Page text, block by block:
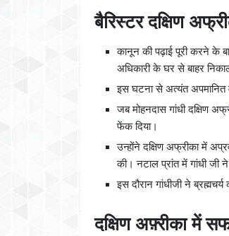
बैरिस्टर दक्षिण
कानून की पढ़ाई पूरी करने के
अधिकारी के घर से बाहर
इस घटना से अत्यंत अपमानित
जब मोहनदास गांधी दक्षिण
फेंक दिया।
उन्होंने दक्षिण अफ्रीका में
की। नटाल प्रांत में गांधी जी
इस दौरान गांधीजी ने
दक्षिण अफ़्रीका में